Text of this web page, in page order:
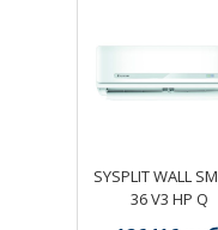
SYSPLIT WALL
36 V3 HP Q